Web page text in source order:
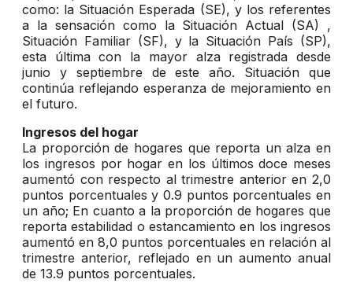
como: la Situación Esperada (SE), y los referentes
a la sensación como la Situación Actual (SA) ,
Situación Familiar (SF), y la Situación País (SP),
esta última con la mayor alza registrada desde
junio y septiembre de este año. Situación que
continúa reflejando esperanza de mejoramiento en
el futuro.
Ingresos del hogar
La proporción de hogares que reporta un alza en
los ingresos por hogar en los últimos doce meses
aumentó con respecto al trimestre anterior en 2,0
puntos porcentuales y 0.9 puntos porcentuales en
un año; En cuanto a la proporción de hogares que
reporta estabilidad o estancamiento en los ingresos
aumentó en 8,0 puntos porcentuales en relación al
trimestre anterior, reflejado en un aumento anual
de 13.9 puntos porcentuales.